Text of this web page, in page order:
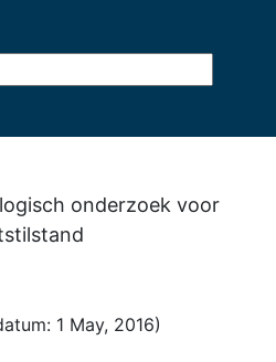
onderzoek voor
1 May, 2016)